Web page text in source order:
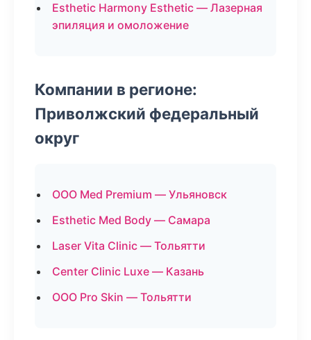
Esthetic Harmony Esthetic — Лазерная
эпиляция и омоложение
Компании в регионе:
Приволжский федеральный
округ
ООО Med Premium — Ульяновск
Esthetic Med Body — Самара
Laser Vita Clinic — Тольятти
Center Clinic Luxe — Казань
ООО Pro Skin — Тольятти